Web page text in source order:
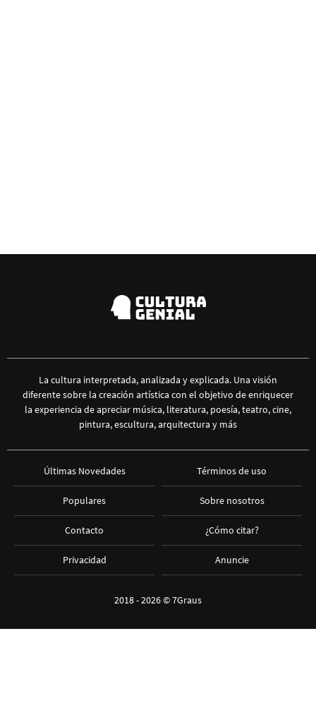
La cultura interpretada, analizada y explicada. Una visión
diferente sobre la creación artística con el objetivo de enriquecer
la experiencia de apreciar música, literatura, poesía, teatro, cine,
pintura, escultura, arquitectura y más
Últimas Novedades
Populares
Contacto
Privacidad
Términos de uso
Sobre nosotros
¿Cómo citar?
Anuncie
2018 - 2026 ©7Graus